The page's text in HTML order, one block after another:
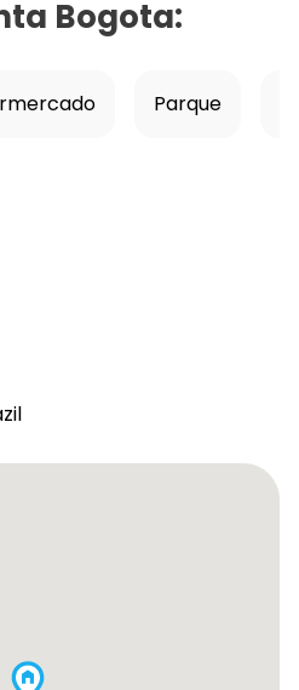
Bogota:
Parque